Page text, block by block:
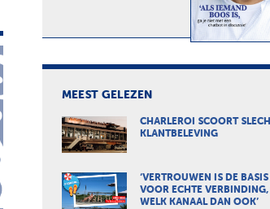
MEEST GELEZEN
CHARLEROI SCOORT
KLANTBELEVING
‘VERTROUWEN IS DE BASIS
VOOR ECHTE
WELK KANAAL DAN OOK’